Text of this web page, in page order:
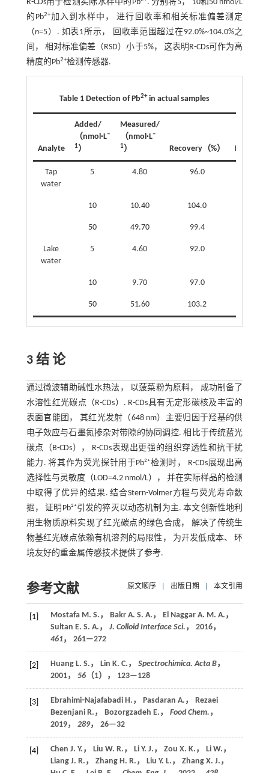
R-CDs用于检测实际水样中的Pb
. 分别将5， 10和50 nmol/L
的Pb2+加入到水样中， 进行回收率和相关标准偏差测定
（n=5）. 如表1所示， 回收率范围超过在92.0%~104.0%之
间， 相对标准偏差（RSD）小于5%， 这表明R-CDs可作为高
精度的Pb2+检测传感器.
Table 1 Detection of Pb2+in actual samples
Analyte
Added/
（nmol·L‒
1）
Measured/
（nmol·L‒
1） Recovery（%）
Tap
water
5 4.80 96.0
10 10.40 104.0
50 49.70 99.4
Lake
water
5 4.60 92.0
10 9.70 97.0
50 51.60 103.2
3 结 论
通过微波辅助碱性水热法， 以菠菜粉为原料， 成功制备了
水溶性红光碳点（R-CDs）. R-CDs具有无定形碳核及丰富的
表面官能团， 其红光发射（648 nm）主要归因于羟基的供
电子效应与石墨氮掺杂对带隙的协同调控. 相比于传统蓝光
碳点（B-CDs）， R-CDs表现出更强的组织穿透性和抗干扰
能力. 将其作为荧光探针用于Pb²⁺检测时， R-CDs展现出高
选择性与灵敏度（LOD=4.2 nmol/L）， 并在实际样品的检测
中取得了优异的结果. 结合Stern-Volmer方程与荧光寿命数
据， 证明Pb²⁺引发的猝灭以动态机制为主. 本文创新性地利
用生物质原料实现了红光碳点的绿色合成， 解决了传统生
物基红光碳点依赖有机溶剂的局限性， 为开发低成本、 环
境友好的重金属传感技术提供了参考.
参考文献 原文顺序 出版日期 本文引用
[1]
Mostafa M. S.， Bakr A. S. A.， El Naggar A. M. A.，
Sultan E. S. A.， J. Colloid Interface Sci. ， 2016，
461， 261—272
[2] Huang L. S.， Lin K. C.， Spectrochimica. Acta B，
2001， 56（1）， 123—128
[3]
Ebrahimi⁃Najafabadi H.， Pasdaran A.， Rezaei
Bezenjani R.， Bozorgzadeh E.， Food Chem. ，
2019， 289， 26—32
[4]
Chen J. Y.， Liu W. R.， Li Y. J.， Zou X. K.， Li W.，
Liang J. R.， Zhang H. R.， Liu Y. L.， Zhang X. J.，